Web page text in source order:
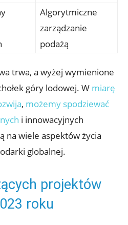
Algorytmiczne‌
zarządzanie
podażą
trwa, a ‌wyżej wymienione
góry lodowej. W​ miarę
,⁣ możemy spodziewać
‍i innowacyjnych
na wiele ⁣aspektów życia
globalnej.
projektów
roku